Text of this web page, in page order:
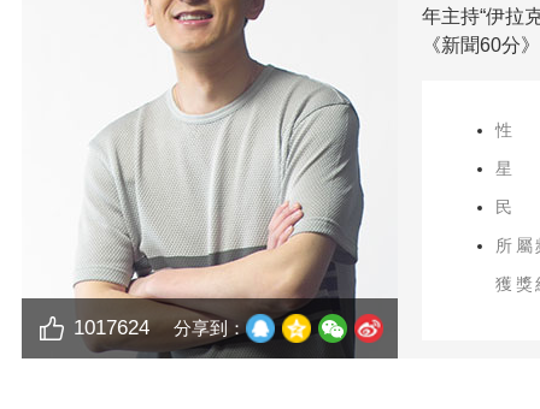
1017624 分享到：
年主持“伊拉
《新聞60分
性
星
民
所屬
獲獎